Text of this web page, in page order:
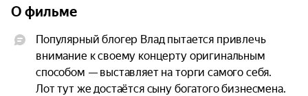
О фильме
Популярный блогер Влад пытается привлечь
внимание к своему концерту оригинальным
способом — выставляет на торги самого себя.
Лот тут же достаётся сыну богатого бизнесмена.